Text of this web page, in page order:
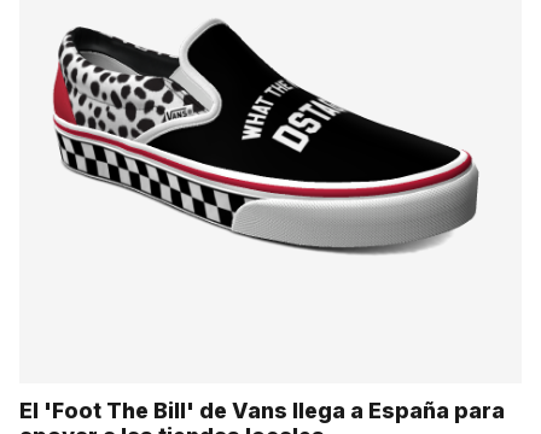
El 'Foot The Bill' de Vans llega a España para